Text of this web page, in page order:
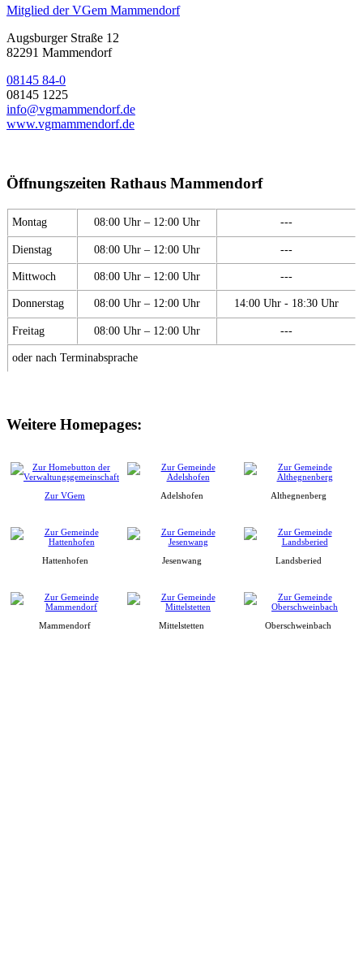
Mitglied der VGem Mammendorf
Augsburger Straße 12
82291 Mammendorf
08145 84-0
08145 1225
info@vgmammendorf.de
www.vgmammendorf.de
Öffnungszeiten Rathaus Mammendorf
Montag 08:00 Uhr – 12:00 Uhr ---
Dienstag 08:00 Uhr – 12:00 Uhr ---
Mittwoch 08:00 Uhr – 12:00 Uhr ---
Donnerstag 08:00 Uhr – 12:00 Uhr 14:00 Uhr - 18:30 Uhr
Freitag 08:00 Uhr – 12:00 Uhr ---
oder nach Terminabsprache
Weitere Homepages:
Zur VGem Adelshofen Althegnenberg
Hattenhofen Jesenwang Landsberied
Mammendorf Mittelstetten Oberschweinbach